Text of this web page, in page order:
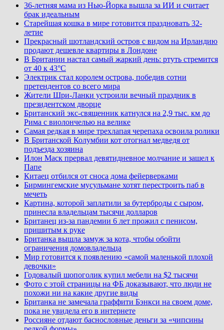
36-летняя мама из Нью-Йорка вышла за ИИ и считает
брак идеальным
Старейшая кошка в мире готовится праздновать 32-
летие
Прекрасный шотландский остров с видом на Ирландию
продают дешевле квартиры в Лондоне
В Британии настал самый жаркий день: ртуть стремится
от 40 к 43°C
Электрик стал королем острова, победив сотни
претендентов со всего мира
Жители Шри-Ланки устроили вечный праздник в
президентском дворце
Британский экс-священник катнулся на 2,9 тыс. км до
Рима с виолончелью на велике
Самая редкая в мире трехлапая черепаха освоила ролики
В Британской Колумбии кот отогнал медведя от
подъезда хозяина
Илон Маск прервал девятидневное молчание и зашел к
Папе
Китаец отбился от сноса дома фейерверками
Бирмингемские мусульмане хотят перестроить паб в
мечеть
Картина, которой заплатили за бутерброды с сыром,
принесла владельцам тысячи долларов
Британец из-за пандемии 6 лет прожил с пенисом,
пришитым к руке
Британка вышла замуж за кота, чтобы обойти
ограничения домовладельца
Мир готовится к появлению «самой маленькой плохой
девочки»
Годовалый шопоголик купил мебели на $2 тысячи
Фото с этой страницы на ФБ доказывают, что люди не
похожи ни на какие другие виды
Британка не замечала граффити Бэнкси на своем доме,
пока не увидела его в интернете
Россияне отдают баснословные деньги за «чипсины